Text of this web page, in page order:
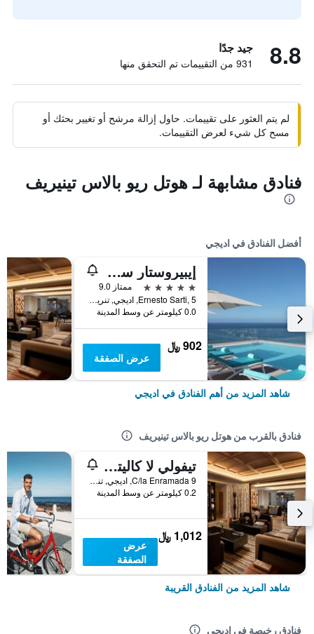
8.8 جيد جدًا
931 من التقييمات تم التحقق منها
لم يتم العثور على تقييمات. حاول إزالة مرشح أو تغيير بحثك أو
مسح كل شيء لعرض التقييمات.
فنادق مشابهة لـ هوتل ريو بالاس تينيريف
أفضل الفنادق في اديجي
إيبيروستار سيليكشن سابيلا - للبالغين فقط
5 نجوم
ممتاز 9.0
Ernesto Sarti, 5, اديجي, تنريف, أسبانيا
0.0 كيلومتر عن وسط المدينة
902 ﷼
عرض الصفقة
شاهد المزيد من أهم الفنادق في اديجي
فنادق بالقرب من هوتل ريو بالاس تينيريف
تيفولي لا كاليتا ريزورت
C/la Enramada 9, اديجي, تنريف, أسبانيا
0.2 كيلومتر عن وسط المدينة
1,012 ﷼
عرض
الصفقة
شاهد المزيد من الفنادق القريبة
فنادق رخيصة في اديجي